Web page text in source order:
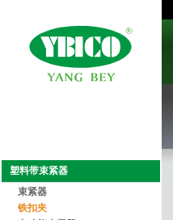
塑料带束紧器
束紧器
铁扣夹